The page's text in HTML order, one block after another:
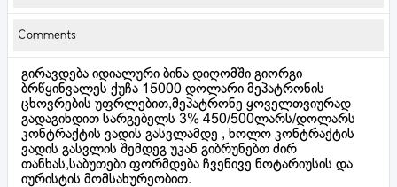
Comments
გირავდება იდიალური ბინა დიღომში გიორგი
ბრწყინვალეს ქუჩა 15000 დოლარი მეპატრონის
ცხოვრების უფრლებით,მეპატრონე ყოველთვიურად
გადაგიხდით სარგებელს 3% 450/500ლარს/დოლარს
კონტრაქტის ვადის გასვლამდე , ხოლო კონტრაქტის
ვადის გასვლის შემდეგ უკან გიბრუნებთ ძირ
თანხას,საბუთები ფორმდება ჩვენივე ნოტარიუსის და
იურისტის მომსახურეობით.